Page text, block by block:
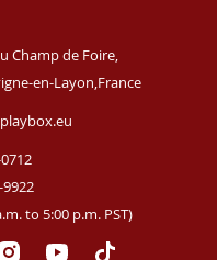
Champ de Foire,
en-Layon,France
to 5:00 p.m. PST)